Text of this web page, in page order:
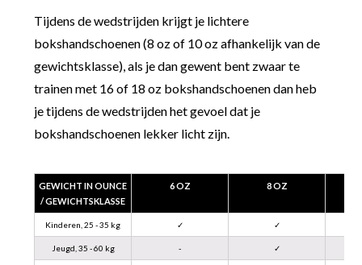
Tijdens de wedstrijden krijgt je lichtere
bokshandschoenen (8 oz of 10 oz afhankelijk van de
gewichtsklasse), als je dan gewent bent zwaar te
trainen met 16 of 18 oz bokshandschoenen dan heb
je tijdens de wedstrijden het gevoel dat je
bokshandschoenen lekker licht zijn.
GEWICHT IN OUNCE
/ GEWICHTSKLASSE
6 OZ 8 OZ
Kinderen, 25 - 35 kg ✓ ✓
Jeugd, 35 - 60 kg - ✓